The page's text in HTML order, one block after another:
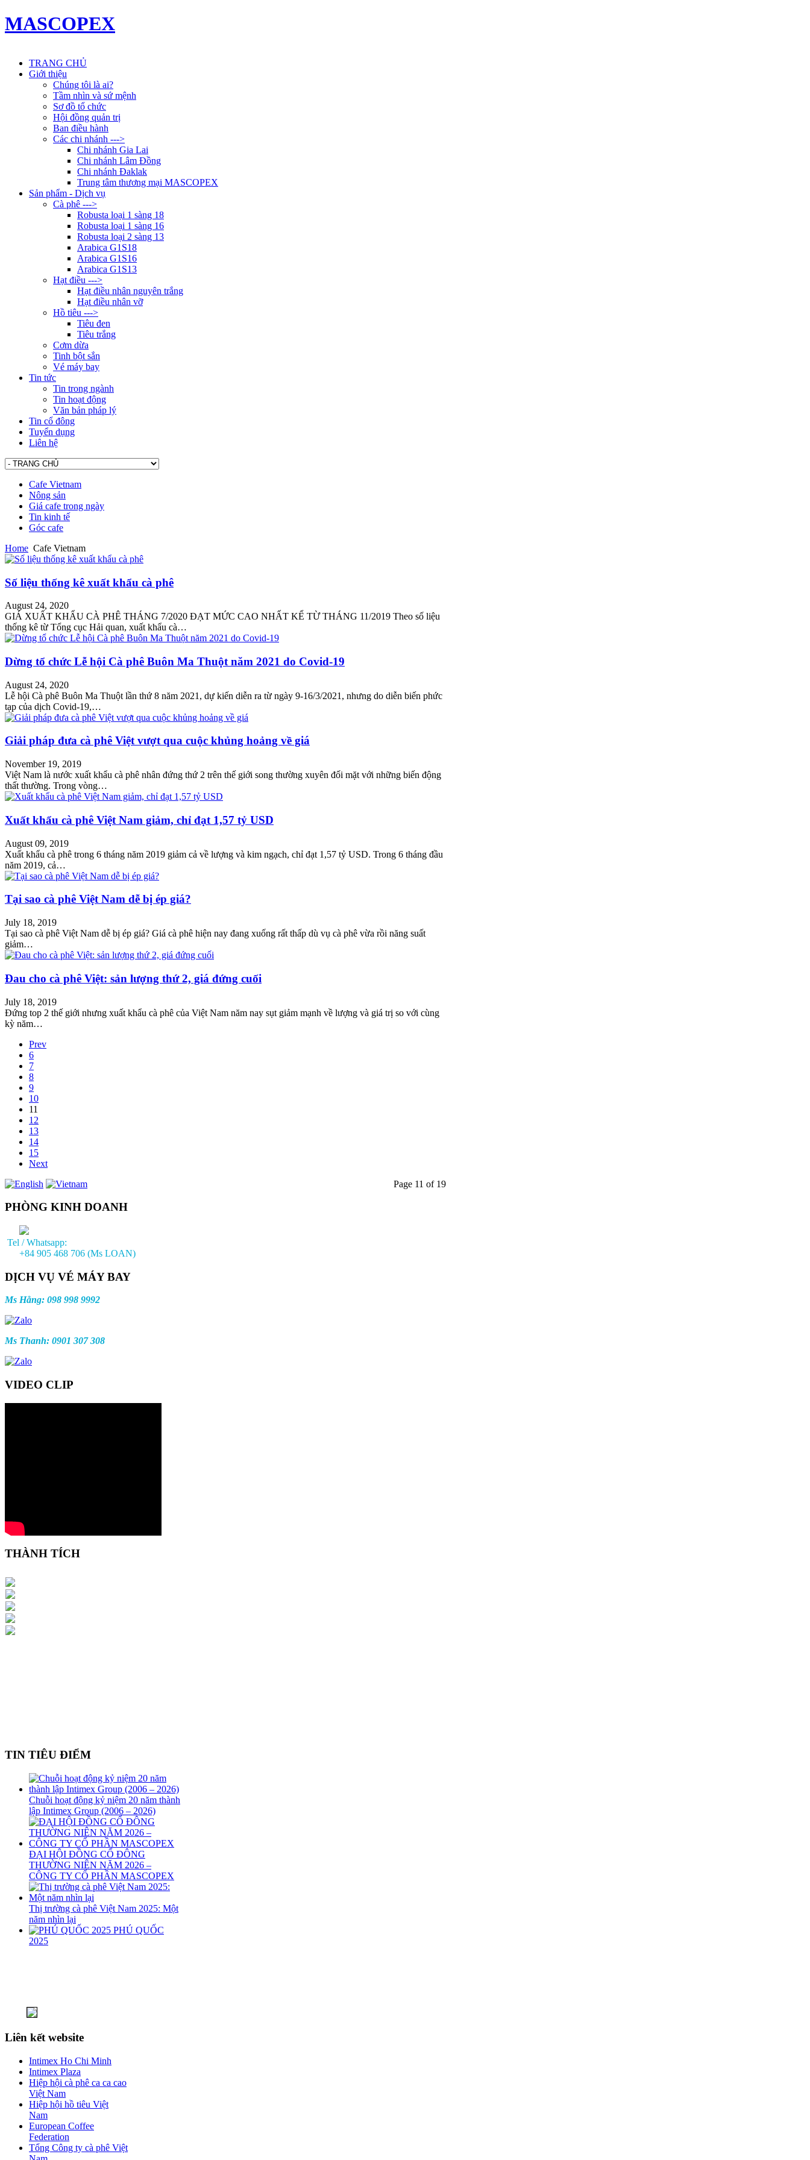
MASCOPEX
TRANG CHỦ
Giới thiệu
Chúng tôi là ai?
Tầm nhìn và sứ mệnh
Sơ đồ tổ chức
Hội đồng quản trị
Ban điều hành
Các chi nhánh --->
Chi nhánh Gia Lai
Chi nhánh Lâm Đồng
Chi nhánh Đaklak
Trung tâm thương mại MASCOPEX
Sản phẩm - Dịch vụ
Cà phê --->
Robusta loại 1 sàng 18
Robusta loại 1 sàng 16
Robusta loại 2 sàng 13
Arabica G1S18
Arabica G1S16
Arabica G1S13
Hạt điều --->
Hạt điều nhân nguyên trắng
Hạt điều nhân vỡ
Hồ tiêu --->
Tiêu đen
Tiêu trắng
Cơm dừa
Tinh bột sắn
Vé máy bay
Tin tức
Tin trong ngành
Tin hoạt động
Văn bản pháp lý
Tin cổ đông
Tuyển dụng
Liên hệ
Cafe Vietnam
Nông sản
Giá cafe trong ngày
Tin kinh tế
Góc cafe
Home Cafe Vietnam
Số liệu thống kê xuất khẩu cà phê
August 24, 2020
GIÁ XUẤT KHẨU CÀ PHÊ THÁNG 7/2020 ĐẠT MỨC CAO NHẤT KỂ TỪ THÁNG 11/2019 Theo số liệu
thống kê từ Tổng cục Hải quan, xuất khẩu cà…
Dừng tổ chức Lễ hội Cà phê Buôn Ma Thuột năm 2021 do Covid-19
August 24, 2020
Lễ hội Cà phê Buôn Ma Thuột lần thứ 8 năm 2021, dự kiến diễn ra từ ngày 9-16/3/2021, nhưng do diễn biến phức
tạp của dịch Covid-19,…
Giải pháp đưa cà phê Việt vượt qua cuộc khủng hoảng về giá
November 19, 2019
Việt Nam là nước xuất khẩu cà phê nhân đứng thứ 2 trên thế giới song thường xuyên đối mặt với những biến động
thất thường. Trong vòng…
Xuất khẩu cà phê Việt Nam giảm, chỉ đạt 1,57 tỷ USD
August 09, 2019
Xuất khẩu cà phê trong 6 tháng năm 2019 giảm cả về lượng và kim ngạch, chỉ đạt 1,57 tỷ USD. Trong 6 tháng đầu
năm 2019, cả…
Tại sao cà phê Việt Nam dễ bị ép giá?
July 18, 2019
Tại sao cà phê Việt Nam dễ bị ép giá? Giá cà phê hiện nay đang xuống rất thấp dù vụ cà phê vừa rồi năng suất
giảm…
Đau cho cà phê Việt: sản lượng thứ 2, giá đứng cuối
July 18, 2019
Đứng top 2 thế giới nhưng xuất khẩu cà phê của Việt Nam năm nay sụt giảm mạnh về lượng và giá trị so với cùng
kỳ năm…
Prev
6
7
8
9
10
11
12
13
14
15
Next
Page 11 of 19
PHÒNG KINH DOANH
Tel / Whatsapp:
+84 905 468 706 (Ms LOAN)
DỊCH VỤ VÉ MÁY BAY
Ms Hằng: 098 998 9992
Ms Thanh: 0901 307 308
VIDEO CLIP
THÀNH TÍCH
TIN TIÊU ĐIỂM
Chuỗi hoạt động kỷ niệm 20 năm thành
lập Intimex Group (2006 – 2026)
ĐẠI HỘI ĐỒNG CỔ ĐÔNG
THƯỜNG NIÊN NĂM 2026 –
CÔNG TY CỔ PHẦN MASCOPEX
Thị trường cà phê Việt Nam 2025: Một
năm nhìn lại
PHÚ QUỐC
2025
Liên kết website
Intimex Ho Chi Minh
Intimex Plaza
Hiệp hội cà phê ca ca cao
Việt Nam
Hiệp hội hồ tiêu Việt
Nam
European Coffee
Federation
Tổng Công ty cà phê Việt